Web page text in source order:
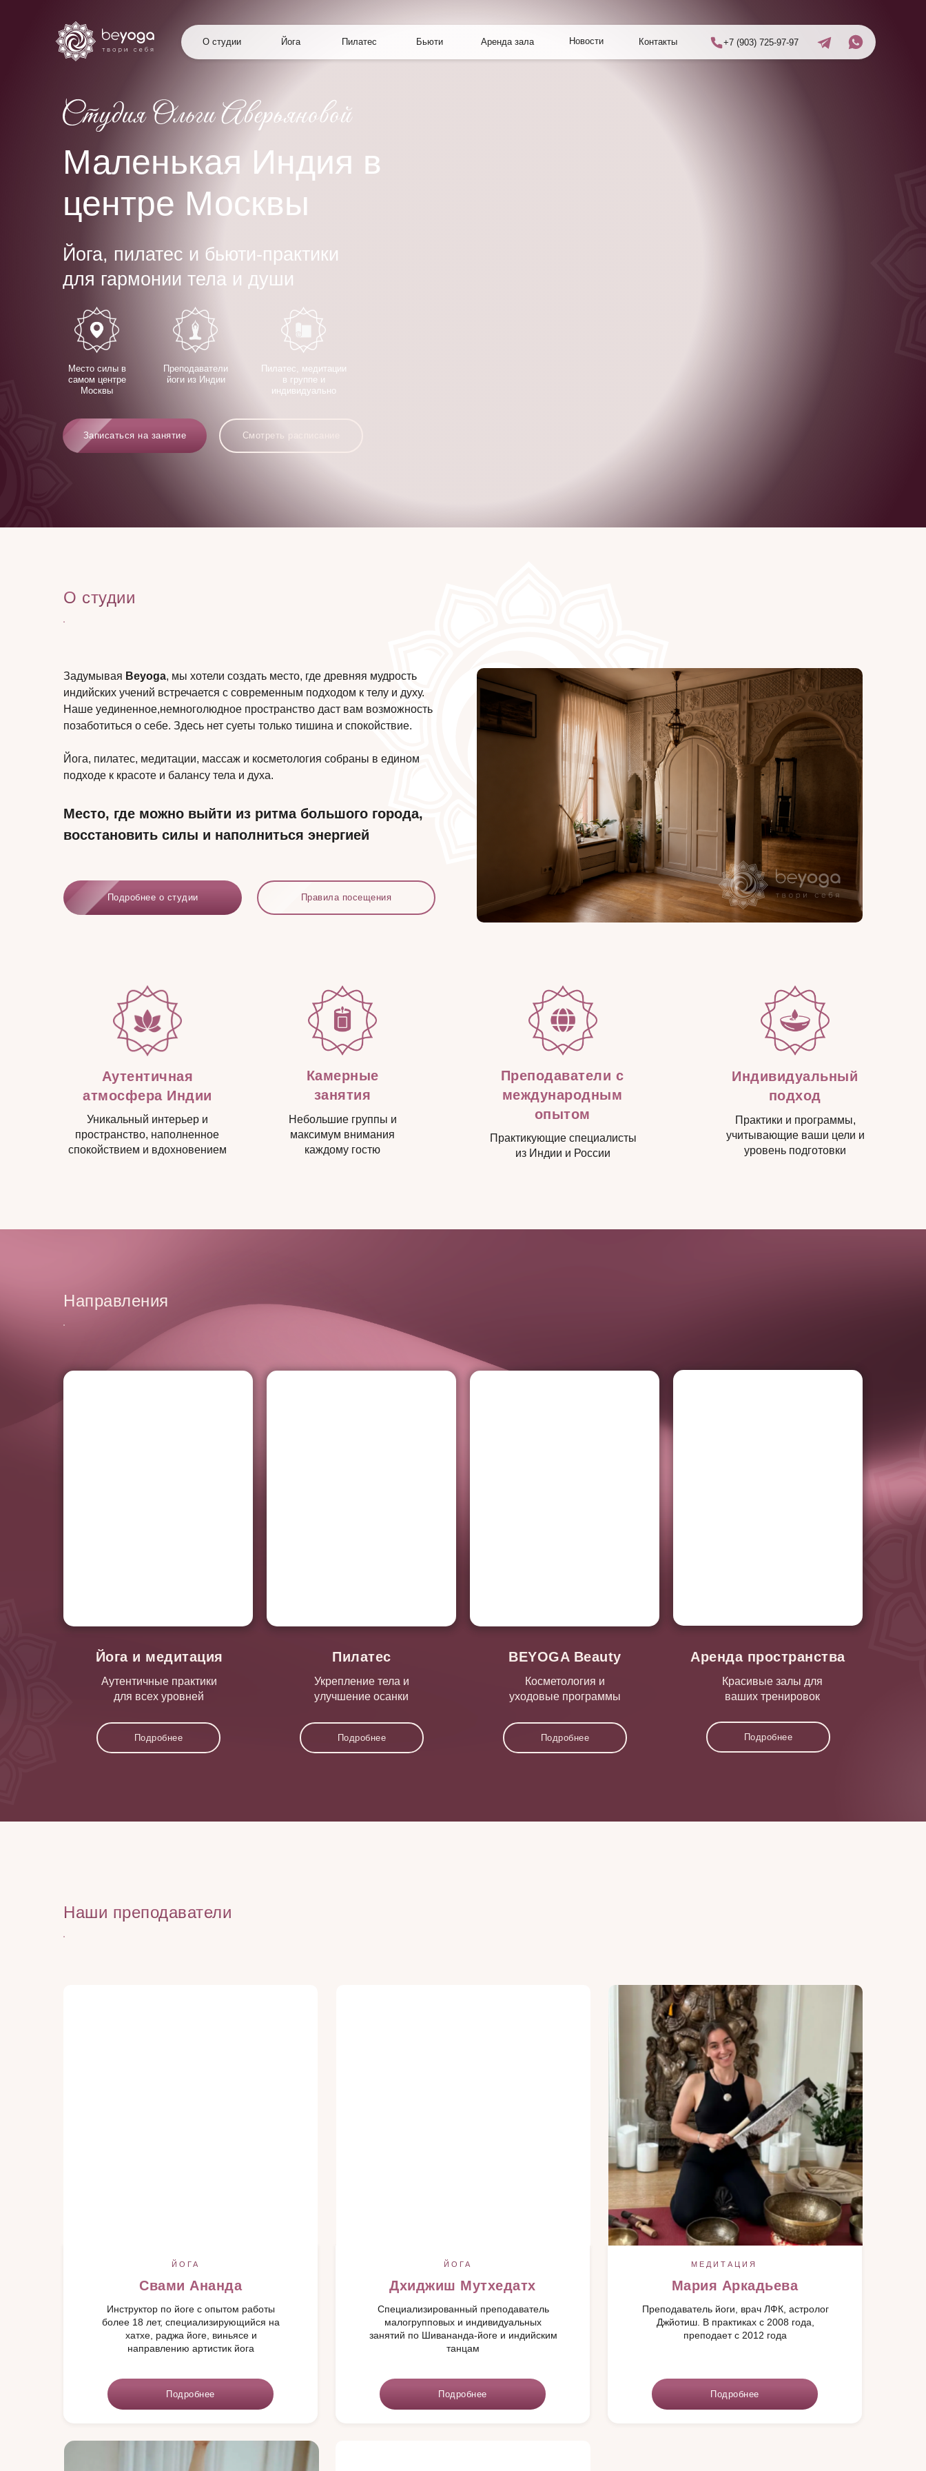
+7 (903) 725-97-97
Контакты
Новости
Аренда зала
Бьюти
Пилатес
Йога
О студии
Йога, пилатес и бьюти-практики
для гармонии тела и души
Маленькая Индия в
центре Москвы
Пилатес, медитации
в группе и
индивидуально
Преподаватели
йоги из Индии
Место силы в
самом центре
Москвы
Смотреть расписание
Записаться на занятие
О студии
Задумывая Beyoga, мы хотели создать место, где древняя мудрость
индийских учений встречается с современным подходом к телу и духу.
Наше уединенное,немноголюдное пространство даст вам возможность
позаботиться о себе. Здесь нет суеты только тишина и спокойствие.
Йога, пилатес, медитации, массаж и косметология собраны в едином
подходе к красоте и балансу тела и духа.
Место, где можно выйти из ритма большого города,
восстановить силы и наполниться энергией
Правила посещения
Подробнее о студии
Индивидуальный
подход
Практики и программы,
учитывающие ваши цели и
уровень подготовки
Преподаватели с
международным
опытом
Практикующие специалисты
из Индии и России
Камерные
занятия
Небольшие группы и
максимум внимания
каждому гостю
Аутентичная
атмосфера Индии
Уникальный интерьер и
пространство, наполненное
спокойствием и вдохновением
Направления
Аренда пространства
Красивые залы для
ваших тренировок
Подробнее
BEYOGA Beauty
Косметология и
уходовые программы
Подробнее
Пилатес
Укрепление тела и
улучшение осанки
Подробнее
Подробнее
Йога и медитация
Аутентичные практики
для всех уровней
Наши преподаватели
Мария Аркадьева
Преподаватель йоги, врач ЛФК, астролог
Джйотиш. В практиках с 2008 года,
преподает с 2012 года
Подробнее
Дхиджиш Мутхедатх
Специализированный преподаватель
малогрупповых и индивидуальных
занятий по Шивананда-йоге и индийским
танцам
Подробнее
Подробнее
Свами Ананда
Инструктор по йоге с опытом работы
более 18 лет, специализирующийся на
хатхе, раджа йоге, виньясе и
направлению артистик йога
МЕДИТАЦИЯ
ЙОГА
ЙОГА